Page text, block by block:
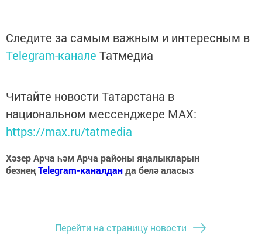
Следите за самым важным и интересным в
Telegram-канале Татмедиа
Читайте новости Татарстана в
национальном мессенджере MАХ:
https://max.ru/tatmedia
Хәзер Арча һәм Арча районы яңалыкларын
безнеңTelegram-каналданда белә аласыз
Перейти на страницу новости